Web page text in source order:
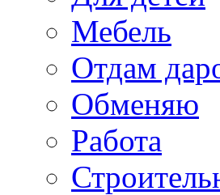
Мебель
Отдам
Обменяю
Работа